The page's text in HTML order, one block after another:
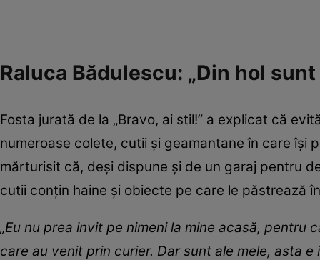
Raluca Bădulescu: „Din hol
Fosta jurată de la „Bravo, ai stil!” a explicat că
numeroase colete, cutii și geamantane în care își
mărturisit că, deși dispune și de un garaj pentru
cutii conțin haine și obiecte pe care le păstrează
„Eu nu prea invit pe nimeni la mine acasă, pentru
care au venit prin curier. Dar sunt ale mele, asta